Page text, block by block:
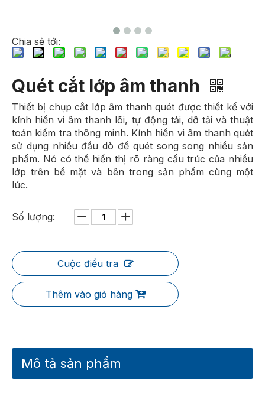
Chia sẻ tới:
Quét cắt lớp âm thanh
Thiết bị chụp cắt lớp âm thanh quét được thiết kế với
kính hiển vi âm thanh lõi, tự động tải, dỡ tải và thuật
toán kiểm tra thông minh. Kính hiển vi âm thanh quét
sử dụng nhiều đầu dò để quét song song nhiều sản
phẩm. Nó có thể hiển thị rõ ràng cấu trúc của nhiều
lớp trên bề mặt và bên trong sản phẩm cùng một
lúc.
Số lượng:
Cuộc điều tra
Thêm vào giỏ hàng
Mô tả sản phẩm